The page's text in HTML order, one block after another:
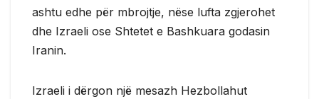
ashtu edhe për mbrojtje, nëse lufta zgjerohet
dhe Izraeli ose Shtetet e Bashkuara godasin
Iranin.
Izraeli i dërgon një mesazh Hezbollahut